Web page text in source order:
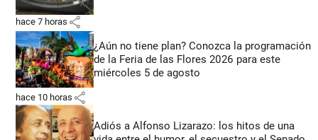
hace 7 horas share
¿Aún no tiene plan? Conozca la programación
de la Feria de las Flores 2026 para este
miércoles 5 de agosto
hace 10 horas share
Adiós a Alfonso Lizarazo: los hitos de una